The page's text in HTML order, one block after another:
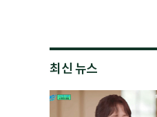
최신 뉴스